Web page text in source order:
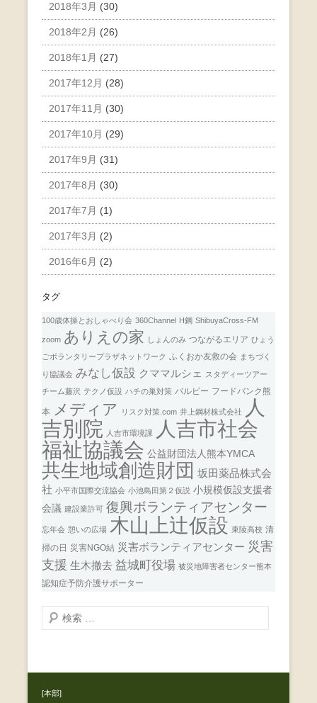
2018年3月 (30)
2018年2月 (26)
2018年1月 (27)
2017年12月 (28)
2017年11月 (30)
2017年10月 (29)
2017年9月 (31)
2017年8月 (30)
2017年7月 (1)
2017年3月 (2)
2016年6月 (2)
タグ
100歳体操とおしゃべり会 360Channel H鋼 ShibuyaCross-FM
zoom ありえの家 しょんのみ つながるエリア ひょう
ごボランタリープラザネットワーク ふくおか友救の会 まちづく
り協議会 みなし仮設 クママルシェ
スタディーツアー
チーム藤沢 テクノ仮設 ハチの巣対策 バルビー フードバンク熊
本 メディア リスク対策.com 井上鋼材株式会社
人
吉別院
人吉市環境課
人吉市社会
福祉協議会 公益財団法人熊本YMCA
共生地域創造財団 坂田薬品株式会
社 小平市国際交流協会 小池島田第２仮説 小規模仮設支援者
会議 建設業許可 復興ボランティアセンター
忘年会 憩いの広場 木山上辻仮設 東陵高校 清
掃の日 災害NGO結 災害ボランティアセンター 災害
支援 生木撤去 益城町役場 被災地障害者センター熊本
認知症予防介護サポーター
検
索
[本部]